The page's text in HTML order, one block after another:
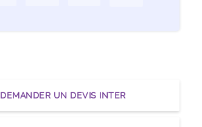
DEMANDER UN DEVIS INTER